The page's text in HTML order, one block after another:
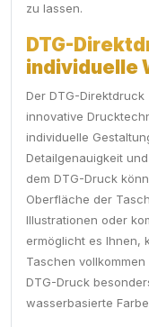
zu lassen.
DTG-
individuelle
Der DTG-
innovative
individuelle
Detailgenauigkeit
dem DTG-Druck
Oberfläche der
Illustrationen oder
ermöglicht es Ihnen,
Taschen
DTG-Druck
wasserbasierte